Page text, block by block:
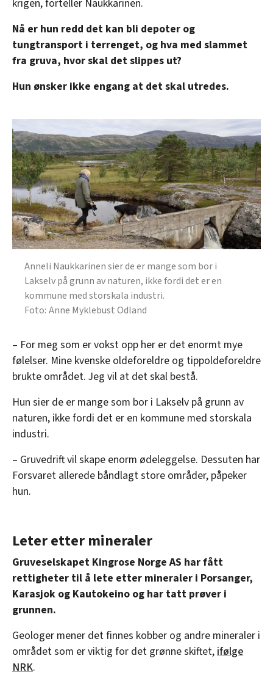
krigen, forteller Naukkarinen.
Nå er hun redd det kan bli depoter og
tungtransport i terrenget, og hva med slammet
fra gruva, hvor skal det slippes ut?
Hun ønsker ikke engang at det skal utredes.
Anneli Naukkarinen sier de er mange som bor i
Lakselv på grunn av naturen, ikke fordi det er en
kommune med storskala industri.
Anne Myklebust Odland
– For meg som er vokst opp her er det enormt mye
følelser. Mine kvenske oldeforeldre og tippoldeforeldre
brukte området. Jeg vil at det skal bestå.
Hun sier de er mange som bor i Lakselv på grunn av
naturen, ikke fordi det er en kommune med storskala
industri.
– Gruvedrift vil skape enorm ødeleggelse. Dessuten har
Forsvaret allerede båndlagt store områder, påpeker
hun.
Leter etter mineraler
Gruveselskapet Kingrose Norge AS har fått
rettigheter til å lete etter mineraler i Porsanger,
Karasjok og Kautokeino og har tatt prøver i
grunnen.
Geologer mener det finnes kobber og andre mineraler i
området som er viktig for det grønne skiftet,ifølge
NRK.